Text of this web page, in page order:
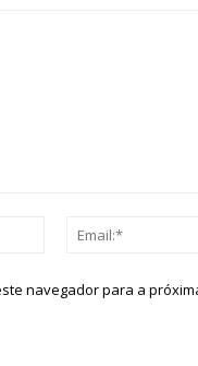
Nome:*
navegador para a